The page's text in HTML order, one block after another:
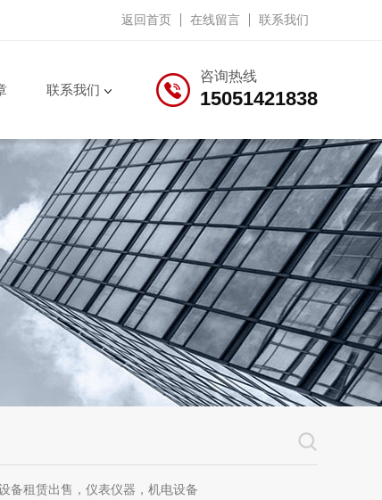
返回首页 在线留言 联系我们
咨询热线
15051421838
联系我们
备租赁出售，仪表仪器，机电设备